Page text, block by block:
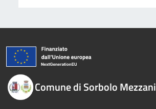
Comune di Sorbolo Mezzani